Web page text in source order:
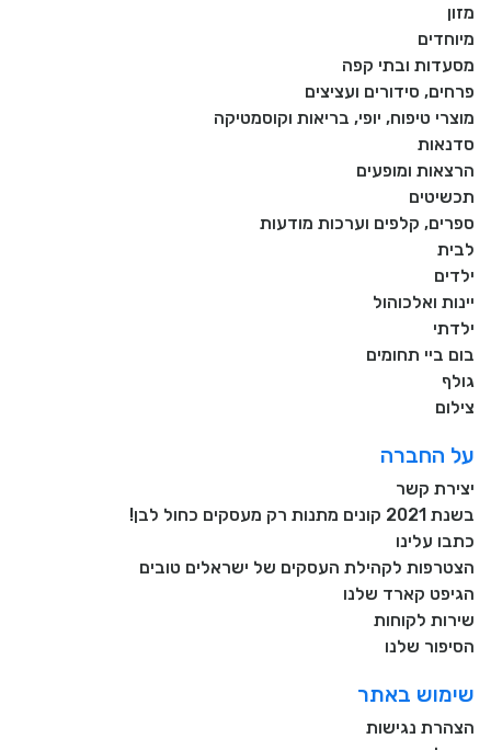
מזון
מיוחדים
מסעדות ובתי קפה
פרחים, סידורים ועציצים
מוצרי טיפוח, יופי, בריאות וקוסמטיקה
סדנאות
הרצאות ומופעים
תכשיטים
ספרים, קלפים וערכות מודעות
לבית
ילדים
יינות ואלכוהול
ילדתי
בום ביי תחומים
גולף
צילום
על החברה
יצירת קשר
בשנת 2021 קונים מתנות רק מעסקים כחול לבן!
כתבו עלינו
הצטרפות לקהילת העסקים של ישראלים טובים
הגיפט קארד שלנו
שירות לקוחות
הסיפור שלנו
שימוש באתר
הצהרת נגישות